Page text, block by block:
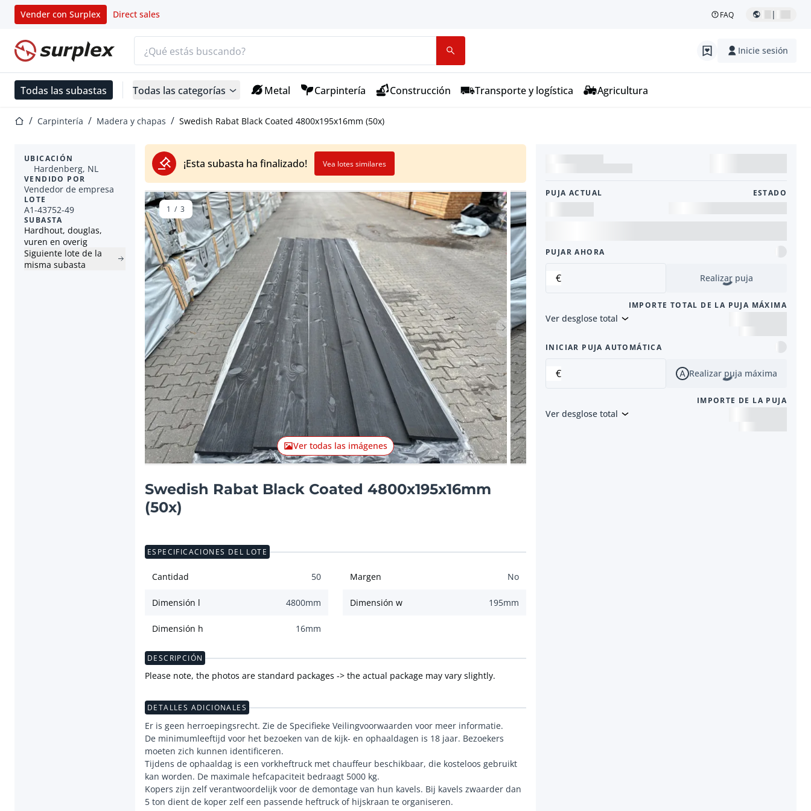
Vender con Surplex Direct sales FAQ |
Página de inicio Inicie sesión
Todas las subastas Todas las categorías Metal Carpintería Construcción Transporte y logística Agricultura
Página de inicio
Carpintería Madera y chapas Swedish Rabat Black Coated 4800x195x16mm (50x)
¡Esta subasta ha finalizado! Vea lotes similares
UBICACIÓN
Hardenberg, NL
VENDIDO POR
Vendedor de empresa
LOTE
A1-43752-49
SUBASTA
Hardhout, douglas,
vuren en overig
Siguiente lote de la
misma subasta
Artículo anterior Artículo siguiente
Ver todas las imágenes
1 / 3
Swedish Rabat Black Coated 4800x195x16mm
(50x)
PUJA ACTUAL ESTADO
PUJAR AHORA
€ Realizar puja
IMPORTE TOTAL DE LA PUJA MÁXIMA
Ver desglose total
INICIAR PUJA AUTOMÁTICA
€ Realizar puja máxima
IMPORTE DE LA PUJA
Ver desglose total
ESPECIFICACIONES DEL LOTE
Cantidad 50 Margen No
Dimensión l 4800mm Dimensión w 195mm
Dimensión h 16mm
DESCRIPCIÓN
Please note, the photos are standard packages -> the actual package may vary slightly.
DETALLES ADICIONALES
Er is geen herroepingsrecht. Zie de Specifieke Veilingvoorwaarden voor meer informatie.
De minimumleeftijd voor het bezoeken van de kijk- en ophaaldagen is 18 jaar. Bezoekers
moeten zich kunnen identificeren.
Tijdens de ophaaldag is een vorkheftruck met chauffeur beschikbaar, die kosteloos gebruikt
kan worden. De maximale hefcapaciteit bedraagt 5000 kg.
Kopers zijn zelf verantwoordelijk voor de demontage van hun kavels. Bij kavels zwaarder dan
5 ton dient de koper zelf een passende heftruck of hijskraan te organiseren.